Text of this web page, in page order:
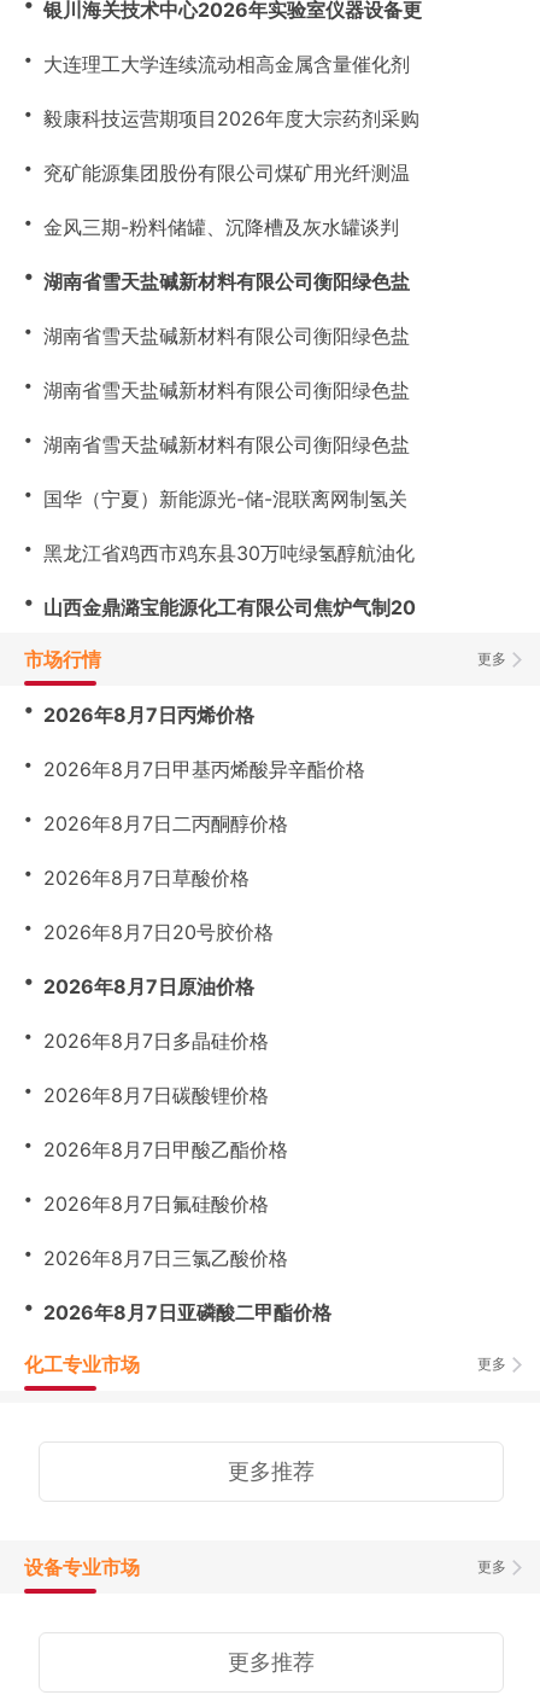
银川海关技术中心2026年实验室仪器设备更
・ 大连理工大学连续流动相高金属含量催化剂
・ 毅康科技运营期项目2026年度大宗药剂采购
・ 兖矿能源集团股份有限公司煤矿用光纤测温
・ 金风三期-粉料储罐、沉降槽及灰水罐谈判
・ 湖南省雪天盐碱新材料有限公司衡阳绿色盐
・ 湖南省雪天盐碱新材料有限公司衡阳绿色盐
・ 湖南省雪天盐碱新材料有限公司衡阳绿色盐
・ 湖南省雪天盐碱新材料有限公司衡阳绿色盐
・ 国华（宁夏）新能源光-储-混联离网制氢关
・ 黑龙江省鸡西市鸡东县30万吨绿氢醇航油化
・ 山西金鼎潞宝能源化工有限公司焦炉气制20
更多
市场行情
・ 2026年8月7日丙烯价格
・ 2026年8月7日甲基丙烯酸异辛酯价格
・ 2026年8月7日二丙酮醇价格
・ 2026年8月7日草酸价格
・ 2026年8月7日20号胶价格
・ 2026年8月7日原油价格
・ 2026年8月7日多晶硅价格
・ 2026年8月7日碳酸锂价格
・ 2026年8月7日甲酸乙酯价格
・ 2026年8月7日氟硅酸价格
・ 2026年8月7日三氯乙酸价格
・ 2026年8月7日亚磷酸二甲酯价格
更多
化工专业市场
更多推荐
更多
设备专业市场
更多推荐